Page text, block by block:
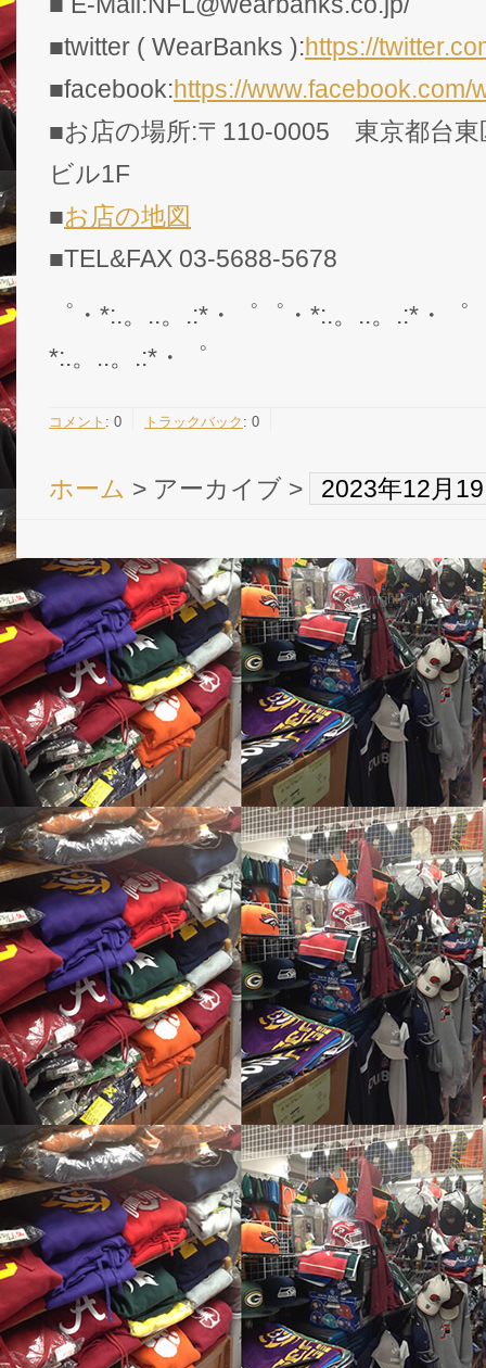
■twitter ( WearBanks ):https://
■facebook:https://www.facebook.com/
■お店の場所:〒110-0005 東京都台
ビル1F
■お店の地図
■TEL&FAX 03-5688-5678
゜・*:.。..。.:*・゜゜・*:.。..。.:*・
*:.。..。.:*・゜
コメント : 0 トラックバック : 0
ホーム > アーカイブ > 2023年12月
Copyright © NFL グッ